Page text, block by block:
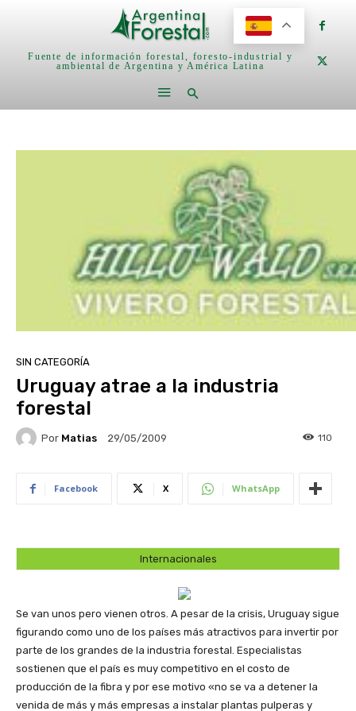
Fuente de información forestal, foresto-industrial y
ambiental de Argentina y América Latina
SIN CATEGORÍA
Uruguay atrae a la industria
forestal
Por Matias 29/05/2009 110
Facebook X WhatsApp
Internacionales
Se van unos pero vienen otros. A pesar de la crisis, Uruguay sigue
figurando como uno de los países más atractivos para invertir por
parte de los grandes de la industria forestal. Especialistas
sostienen que el país es muy competitivo en el costo de
producción de la fibra y por ese motivo «no se va a detener la
venida de más y más empresas a instalar plantas pulperas y